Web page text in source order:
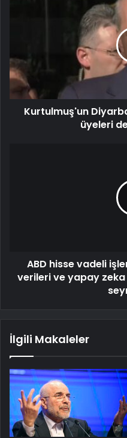
Kurtulmuş'un
üyeleri
ABD hisse vadeli
verileri ve yapay zeka
İlgili Makaleler